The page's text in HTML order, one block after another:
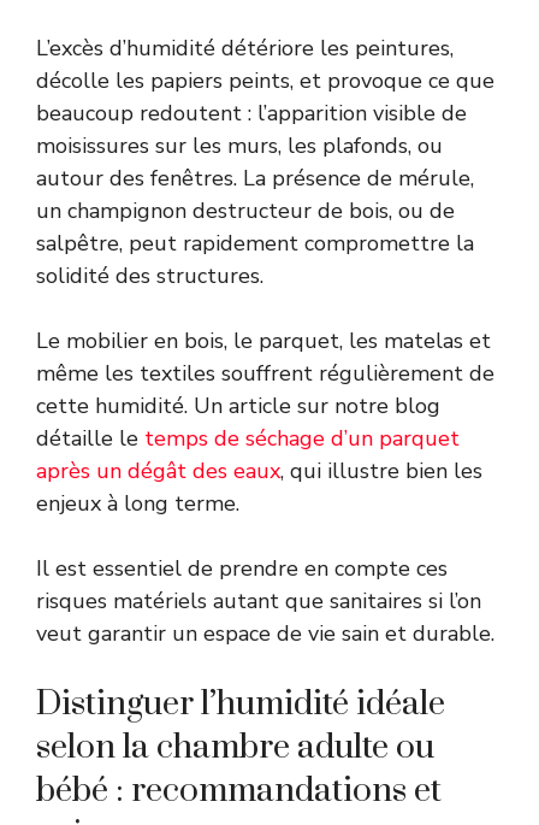
L’excès d’humidité détériore les peintures,
décolle les papiers peints, et provoque ce que
beaucoup redoutent : l’apparition visible de
moisissures sur les murs, les plafonds, ou
autour des fenêtres. La présence de mérule,
un champignon destructeur de bois, ou de
salpêtre, peut rapidement compromettre la
solidité des structures.
Le mobilier en bois, le parquet, les matelas et
même les textiles souffrent régulièrement de
cette humidité. Un article sur notre blog
détaille le temps de séchage d’un parquet
après un dégât des eaux, qui illustre bien les
enjeux à long terme.
Il est essentiel de prendre en compte ces
risques matériels autant que sanitaires si l’on
veut garantir un espace de vie sain et durable.
Distinguer l’humidité idéale
selon la chambre adulte ou
bébé : recommandations et